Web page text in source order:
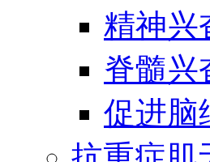
精神兴
脊髓兴
促进脑